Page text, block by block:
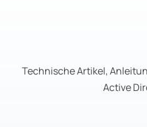
Technische Artikel,
Active